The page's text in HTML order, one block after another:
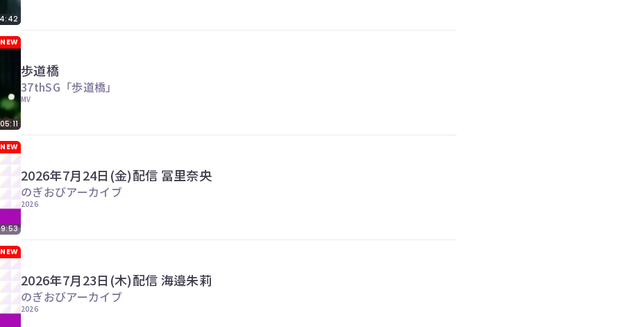
NEW
05:11
歩道橋
37thSG「歩道橋」
MV
NEW
2026年7月24日(金)配信 冨里奈央
のぎおびアーカイブ
2026
NEW
2026年7月23日(木)配信 海邉朱莉
のぎおびアーカイブ
2026